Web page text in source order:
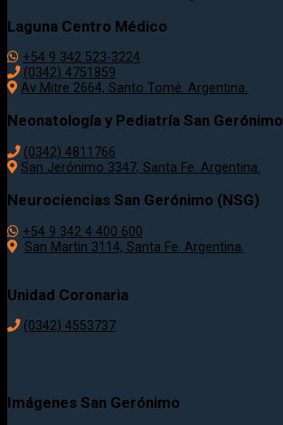
Laguna Centro Médico
+54 9 342 523-3224
(0342) 4751859
Av Mitre 2664, Santo Tomé. Argentina.
Neonatología y Pediatría San Gerónimo
(0342) 4811766
San Jerónimo 3347, Santa Fe. Argentina.
Neurociencias San Gerónimo (NSG)
+54 9 342 4 400 600
San Martin 3114, Santa Fe. Argentina.
Unidad Coronaria
(0342) 4553737
Imágenes San Gerónimo